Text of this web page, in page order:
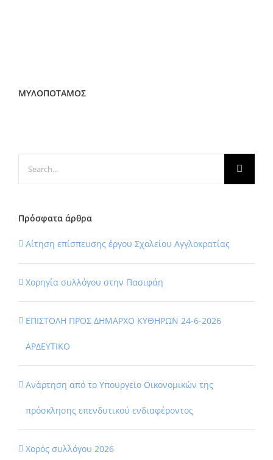
ΜΥΛΟΠΟΤΑΜΟΣ
Search
Πρόσφατα άρθρα
Αίτηση επίσπευσης έργου Σχολείου Αγγλοκρατίας
Χορηγία συλλόγου στην Πασιφάη
ΕΠΙΣΤΟΛΗ ΠΡΟΣ ΔΗΜΑΡΧΟ ΚΥΘΗΡΩΝ 24-6-2026
ΑΡΔΕΥΤΙΚΟ
Ανάρτηση από το Υπουργείο Οικονομικών της
πρόσκλησης επενδυτικού ενδιαφέροντος
Χορός συλλόγου 2026